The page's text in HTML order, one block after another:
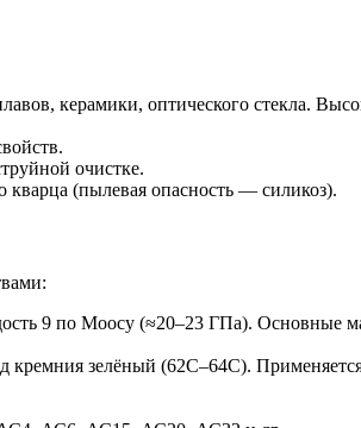
керамики, оптического стекла.
очистке.
кварца (пылевая опасность — силикоз).
9 по Моосу (≈20–23 ГПа). Основные
зелёный (62С–64С). Применяется